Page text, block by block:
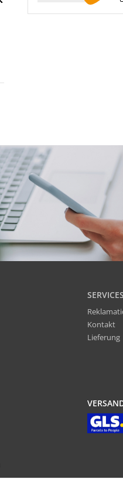
SERVICES
Kontakt
Lieferung